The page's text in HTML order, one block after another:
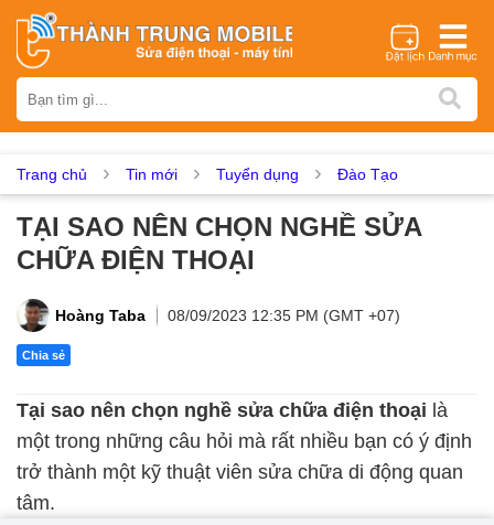
iPhone Samsung Oppo Xiaomi Realme Vivo
Asus Sony Vertu LG Tecno
Dịch vụ sửa chữa
Thay màn hình Thay pin
Thay loa Thay kính lưng Thay vỏ Thay chân sạc
Màn hình Xiaomi Màn hình Realme Màn hình Vivo
Trang chủ Tin mới Tuyển dụng Đào Tạo
TẠI SAO NÊN CHỌN NGHỀ SỬA
CHỮA ĐIỆN THOẠI
Hoàng Taba 08/09/2023 12:35 PM (GMT +07)
Chia sẻ
Tại sao nên chọn nghề sửa chữa điện thoại là
một trong những câu hỏi mà rất nhiều bạn có ý định
trở thành một kỹ thuật viên sửa chữa di động quan
tâm.